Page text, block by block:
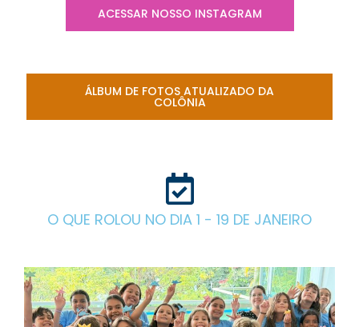
ACESSAR NOSSO INSTAGRAM
ÁLBUM DE FOTOS ATUALIZADO DA
COLÔNIA
O QUE ROLOU NO DIA 1 - 19 DE JANEIRO